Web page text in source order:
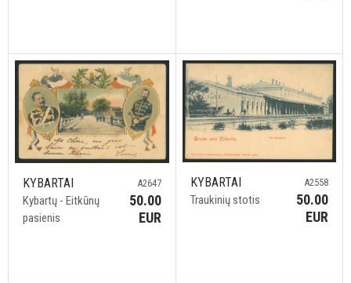
KYBARTAI
Kybartų - Eitkūnų
pasienis
A2647
50.00
EUR
KYBARTAI
Traukinių stotis
A2558
50.00
EUR